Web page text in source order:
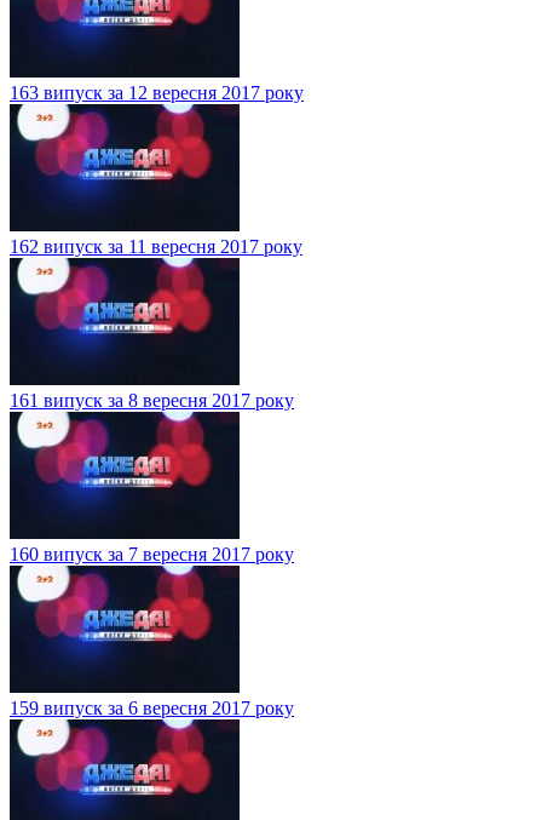
163 випуск за 12 вересня 2017 року
162 випуск за 11 вересня 2017 року
161 випуск за 8 вересня 2017 року
160 випуск за 7 вересня 2017 року
159 випуск за 6 вересня 2017 року